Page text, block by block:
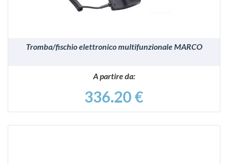
Tromba/fischio elettronico multifunzionale MARCO
A partire da:
336.20 €